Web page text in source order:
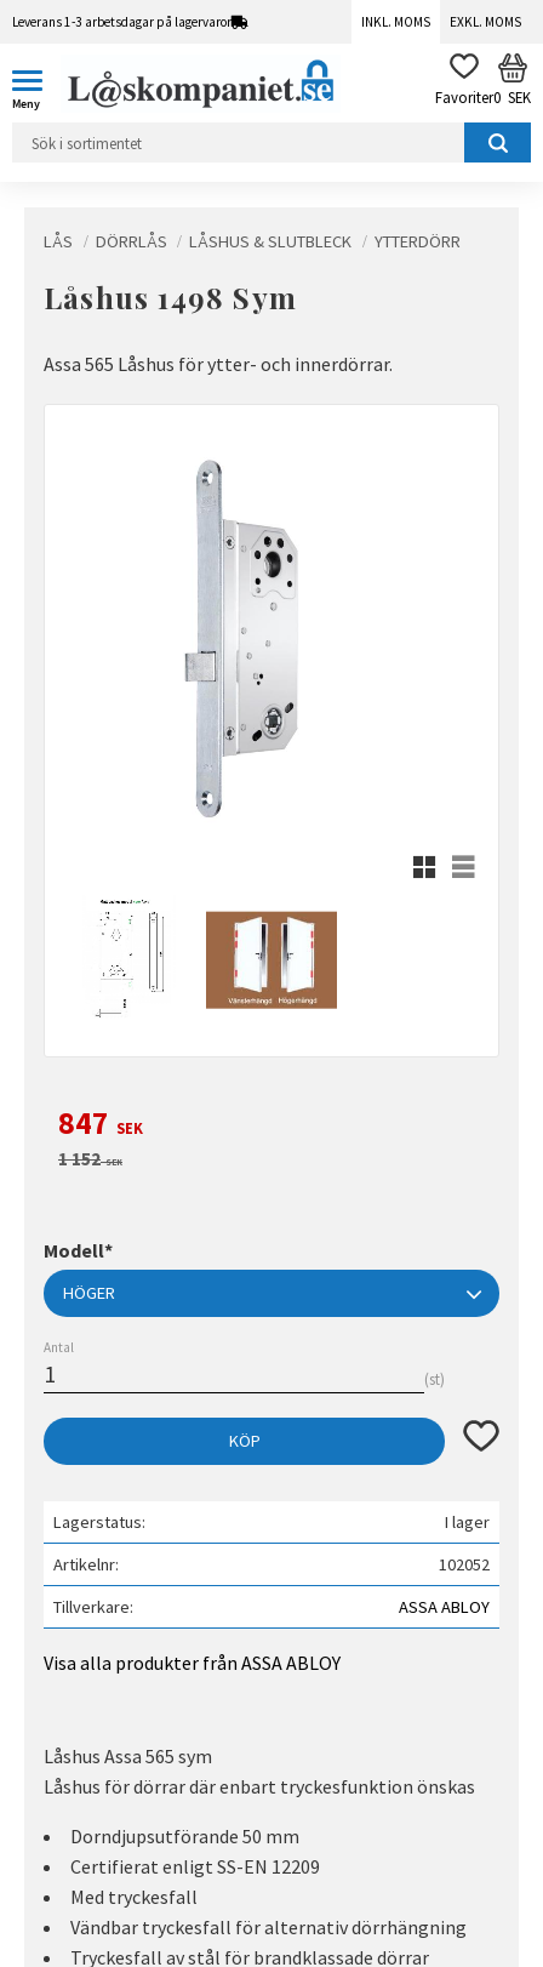
Leverans 1-3 arbetsdagar på lagervaror INKL. MOMS EXKL. MOMS
FAVORITER
0 SEK
LÅS DÖRRLÅS LÅSHUS & SLUTBLECK YTTERDÖRR
Låshus 1498 Sym
Assa 565 Låshus för ytter- och innerdörrar.
Rutnätsvy
Listvy
Nedsatt pris:
847 SEK
Ordinarie pris:
1 152SEK
Modell*
Antal
st
KÖP Lägg till
Lagerstatus
I lager
Artikelnr
102052
Tillverkare
ASSA ABLOY
Visa alla produkter från ASSA ABLOY
Låshus Assa 565 sym
Låshus för dörrar där enbart tryckesfunktion önskas
Dorndjupsutförande 50 mm
Certifierat enligt SS-EN 12209
Med tryckesfall
Vändbar tryckesfall för alternativ dörrhängning
Tryckesfall av stål för brandklassade dörrar